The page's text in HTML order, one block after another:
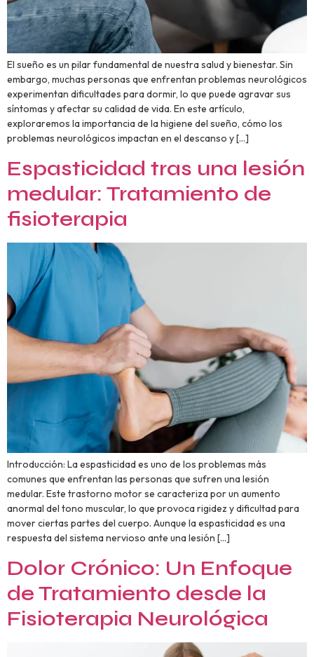
El sueño es un pilar fundamental de nuestra salud y bienestar. Sin
embargo, muchas personas que enfrentan problemas neurológicos
experimentan dificultades para dormir, lo que puede agravar sus
síntomas y afectar su calidad de vida. En este artículo,
exploraremos la importancia de la higiene del sueño, cómo los
problemas neurológicos impactan en el descanso y […]
Espasticidad tras una lesión
medular: Tratamiento de
fisioterapia
Introducción: La espasticidad es uno de los problemas más
comunes que enfrentan las personas que sufren una lesión
medular. Este trastorno motor se caracteriza por un aumento
anormal del tono muscular, lo que provoca rigidez y dificultad para
mover ciertas partes del cuerpo. Aunque la espasticidad es una
respuesta del sistema nervioso ante una lesión […]
Dolor Crónico: Un Enfoque
de Tratamiento desde la
Fisioterapia Neurológica